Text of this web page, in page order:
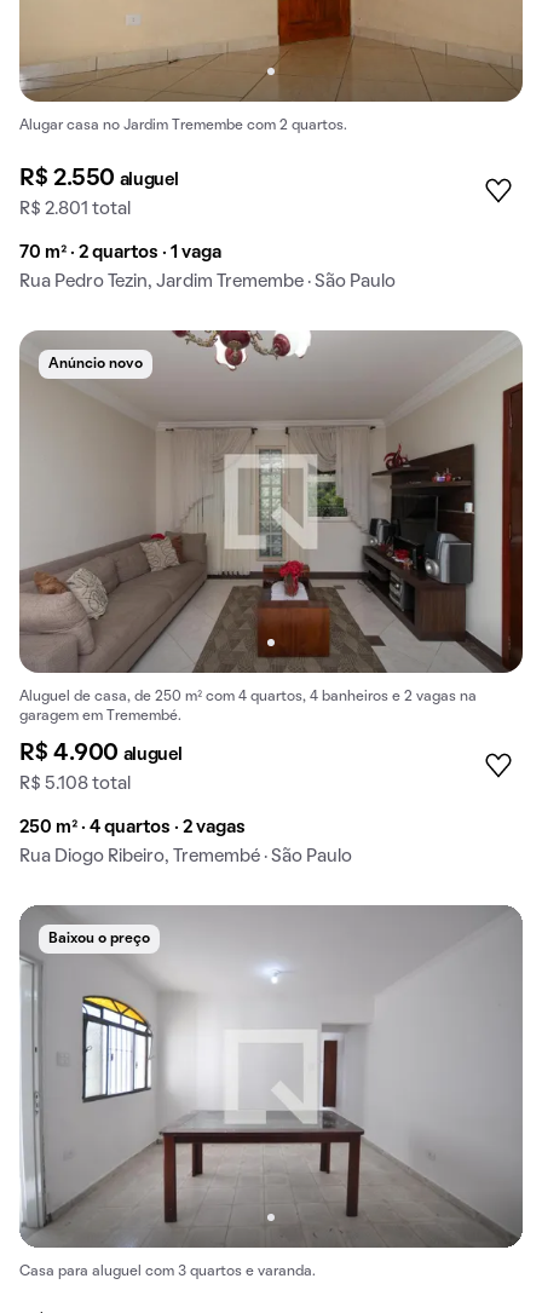
Alugar casa no Jardim Tremembe com 2 quartos.
R$ 2.550 aluguel
R$ 2.801 total
70 m² · 2 quartos · 1 vaga
Rua Pedro Tezin, Jardim Tremembe · São Paulo
Anúncio novo
Aluguel de casa, de 250 m² com 4 quartos, 4 banheiros e 2 vagas na
garagem em Tremembé.
R$ 4.900 aluguel
R$ 5.108 total
250 m² · 4 quartos · 2 vagas
Rua Diogo Ribeiro, Tremembé · São Paulo
Baixou o preço
Casa para aluguel com 3 quartos e varanda.